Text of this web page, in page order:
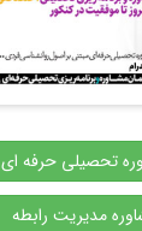
تحصیلی حرفه ای
مدیریت رابطه